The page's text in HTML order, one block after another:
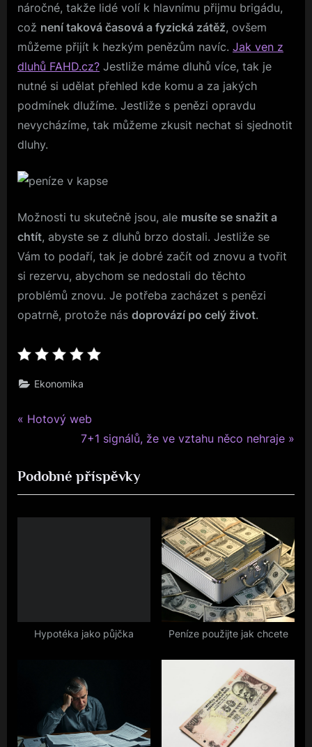
náročné, takže lidé volí k hlavnímu přijmu brigádu,
což není taková časová a fyzická zátěž, ovšem
můžeme přijít k hezkým penězům navíc. Jak ven z
dluhů FAHD.cz? Jestliže máme dluhů více, tak je
nutné si udělat přehled kde komu a za jakých
podmínek dlužíme. Jestliže s penězi opravdu
nevycházíme, tak můžeme zkusit nechat si sjednotit
dluhy.
Možnosti tu skutečně jsou, ale musíte se snažit a
chtít, abyste se z dluhů brzo dostali. Jestliže se
Vám to podaří, tak je dobré začít od znovu a tvořit
si rezervu, abychom se nedostali do těchto
problémů znovu. Je potřeba zacházet s penězi
opatrně, protože nás doprovází po celý život.
Ekonomika
Navigace
příspěvek
P
v
i
o
Hotový web
N
x
t
P
7+1 signálů, že ve vztahu něco nehraje
Podobné příspěvky
Hypotéka jako půjčka Peníze použijte jak chcete